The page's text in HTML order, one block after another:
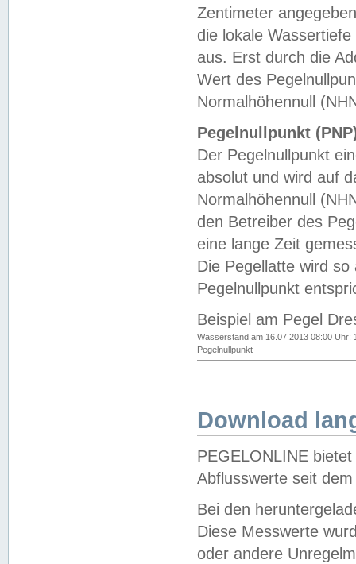
Zentimeter
die lokale
aus. Erst durch die
Wert des
Normalhöhennull
Pegelnullpunkt
Der Pegelnullpunkt
absolut und wird auf
Normalhöhennull
den Betreiber des
eine lange Zeit
Die Pegellatte wird
Pegelnullpunkt
Beispiel am Pegel
Wasserstand am 16.07.2013 08:00 Uhr:
Pegelnullpunkt
Download
PEGELONLINE
Abflusswerte seit
Bei den
Diese Messwerte
oder andere